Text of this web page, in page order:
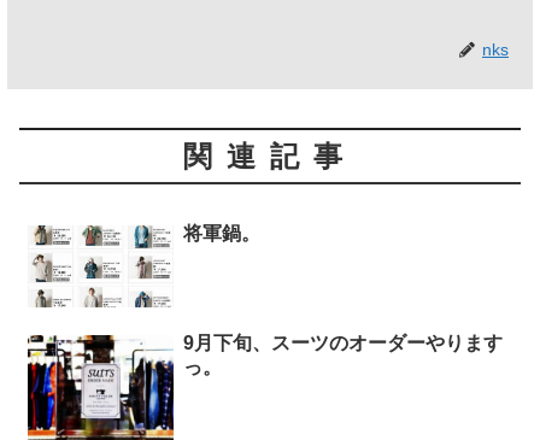
nks
関連記事
将軍鍋。
9月下旬、スーツのオーダーやります
っ。